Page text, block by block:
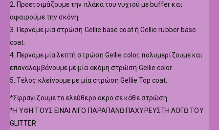
2. Προετοιμάζουμε την πλάκα του νυχιού με buffer και
αφαιρούμε την σκόνη.
3. Περνάμε μία στρώση Gellie base coat ή Gellie rubber base
coat.
4. Περνάμε μία λεπτή στρώση Gellie color, πολυμερίζουμε και
επαναλαμβάνουμε με μία ακόμη στρώση Gellie color.
5. Τέλος κλείνουμε με μία στρώση Gellie Top coat.
*Σφραγίζουμε το ελεύθερο άκρο σε κάθε στρώση
*Η ΥΦΗ ΤΟΥΣ ΕΙΝΑΙ ΛΙΓΟ ΠΑΡΑΠΑΝΩ ΠΑΧΥΡΕΥΣΤΗ ΛΟΓΩ ΤΟΥ
GLITTER